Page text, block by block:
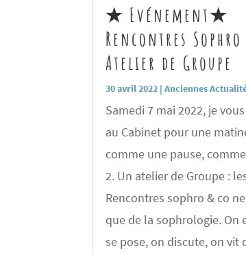
★ Evénement★
Rencontres Sophro
Atelier de Groupe
30 avril 2022 |Anciennes
Samedi 7 mai 2022, je
au Cabinet pour une
comme une pause,
2. Un atelier de Groupe :
Rencontres sophro & co
que de la sophrologie. On
se pose, on discute, on vit